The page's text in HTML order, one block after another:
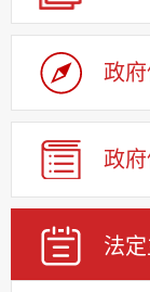
政
政
法